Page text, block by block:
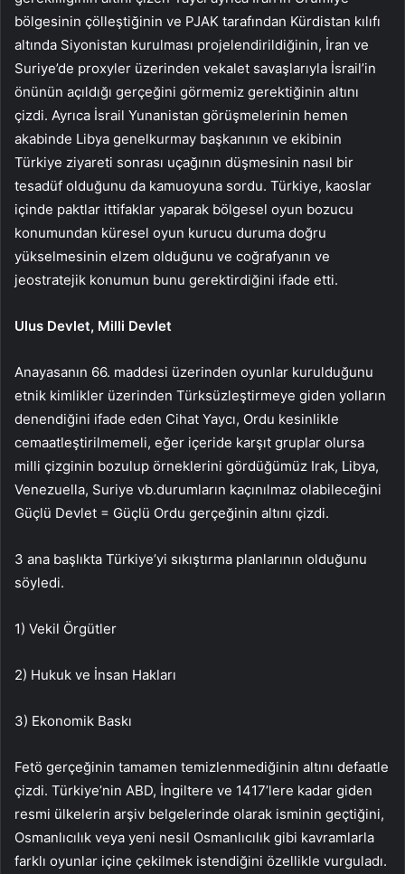
bölgesinin çölleştiğinin ve PJAK tarafından Kürdistan kılıfı
altında Siyonistan kurulması projelendirildiğinin, İran ve
Suriye’de proxyler üzerinden vekalet savaşlarıyla İsrail’in
önünün açıldığı gerçeğini görmemiz gerektiğinin altını
çizdi. Ayrıca İsrail Yunanistan görüşmelerinin hemen
akabinde Libya genelkurmay başkanının ve ekibinin
Türkiye ziyareti sonrası uçağının düşmesinin nasıl bir
tesadüf olduğunu da kamuoyuna sordu. Türkiye, kaoslar
içinde paktlar ittifaklar yaparak bölgesel oyun bozucu
konumundan küresel oyun kurucu duruma doğru
yükselmesinin elzem olduğunu ve coğrafyanın ve
jeostratejik konumun bunu gerektirdiğini ifade etti.
Ulus Devlet, Milli Devlet
Anayasanın 66. maddesi üzerinden oyunlar kurulduğunu
etnik kimlikler üzerinden Türksüzleştirmeye giden yolların
denendiğini ifade eden Cihat Yaycı, Ordu kesinlikle
cemaatleştirilmemeli, eğer içeride karşıt gruplar olursa
milli çizginin bozulup örneklerini gördüğümüz Irak, Libya,
Venezuella, Suriye vb.durumların kaçınılmaz olabileceğini
Güçlü Devlet = Güçlü Ordu gerçeğinin altını çizdi.
3 ana başlıkta Türkiye’yi sıkıştırma planlarının olduğunu
söyledi.
1) Vekil Örgütler
2) Hukuk ve İnsan Hakları
3) Ekonomik Baskı
Fetö gerçeğinin tamamen temizlenmediğinin altını defaatle
çizdi. Türkiye’nin ABD, İngiltere ve 1417’lere kadar giden
resmi ülkelerin arşiv belgelerinde olarak isminin geçtiğini,
Osmanlıcılık veya yeni nesil Osmanlıcılık gibi kavramlarla
farklı oyunlar içine çekilmek istendiğini özellikle vurguladı.